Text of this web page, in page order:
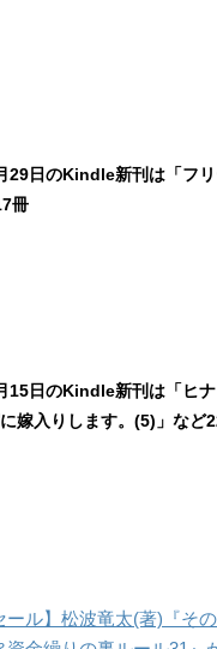
29日のKindle新刊は「フ
冊
15日のKindle新刊は「ヒ
嫁入りします。(5)」など
ール】松波竜太(著)『そ